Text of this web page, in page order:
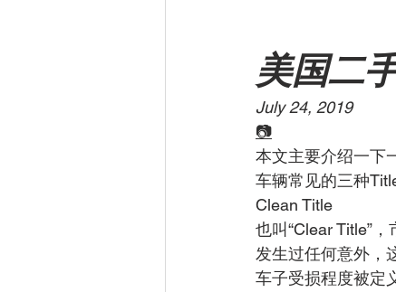
美国二
July 24, 2019
📷
本文主要介绍一下
车辆常见的三种
Clean Title
也叫“Clear Title”
发生过任何意外，
车子受损程度被定